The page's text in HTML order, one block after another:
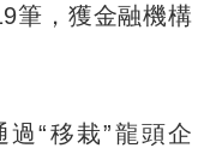
筆，獲金融機構
“移栽”龍頭企